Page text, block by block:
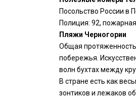
Посольство России в
Полиция: 92,
Пляжи Черногории
Общая протяженность
побережья.
волн бухтах между
В стране есть как
зонтиков и лежаков